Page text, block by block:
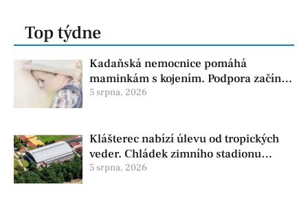
Top týdne
Kadaňská nemocnice pomáhá
maminkám s kojením. Podpora začíná
už před porodem
5 srpna, 2026
Klášterec nabízí úlevu od tropických
veder. Chládek zimního stadionu
pomůže seniorům i nemocným
5 srpna, 2026